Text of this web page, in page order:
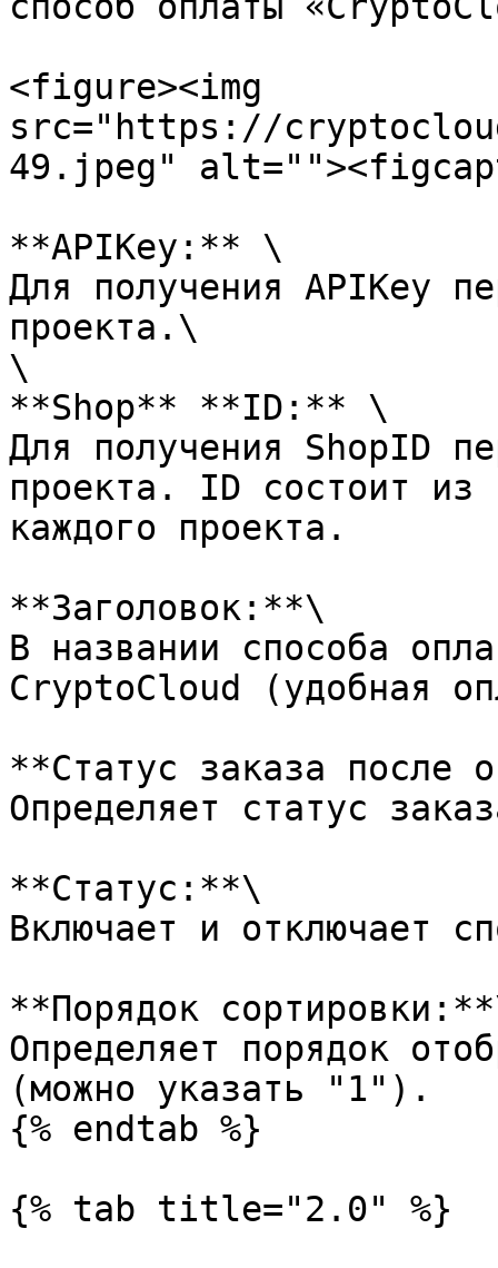
<figure><img
src="https://
49.jpeg"
**APIKey:** \
Для получения APIKey
проекта.\
\
**Shop** **ID:** \
Для получения ShopID
проекта. ID состоит из
каждого проекта.
**Заголовок:**\
В названии способа
CryptoCloud (удобная
**Статус заказа после
Определяет статус
**Статус:**\
Включает и отключает
**Порядок
Определяет порядок
(можно указать "1").
{% endtab %}
{% tab title="2.0" %}